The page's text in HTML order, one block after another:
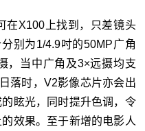
在X100上找到，只差镜头
别为1/4.9吋的50MP广角
，当中广角及3×远摄均支
落时，V2影像芯片亦会出
眩光，同时提升色调，令
效果。至于新增的电影人